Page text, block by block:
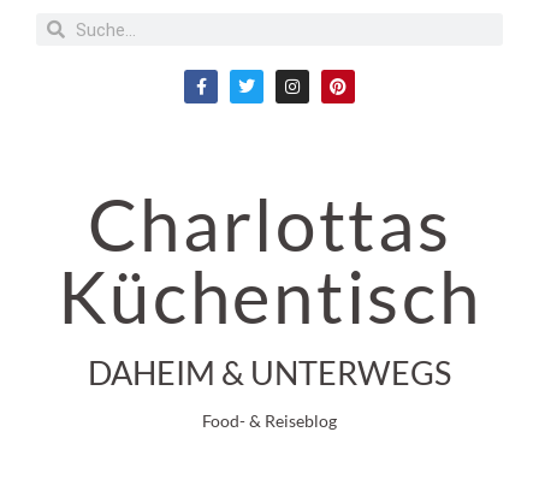
Charlottas
Küchentisch
DAHEIM & UNTERWEGS
Food- & Reiseblog